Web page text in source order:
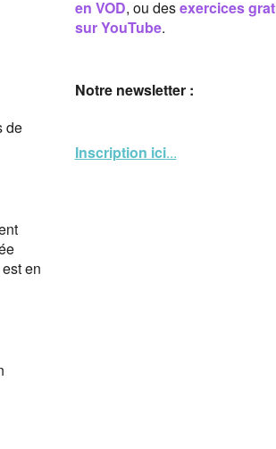
de
en
en VOD, ou desexercices
sur YouTube.
Notre newsletter :
Inscription ici...